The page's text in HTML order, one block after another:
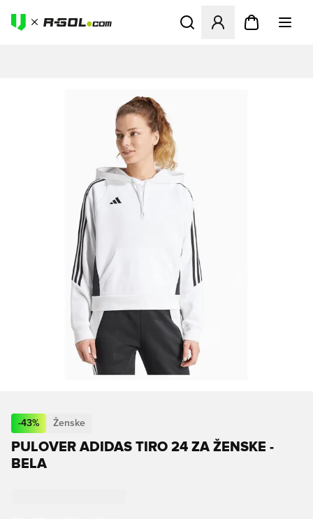
Odpre Modal za prijavo ali
-43% Ženske
PULOVER ADIDAS TIRO 24 ZA ŽENSKE -
BELA